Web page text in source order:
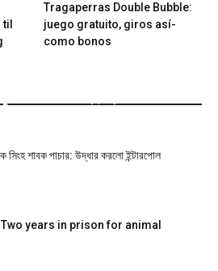
Tragaperras Double Bubble:
juego gratuito, giros así­
como bonos
করলে সর্বোচ্চ দুই বছরের জেল
সিংহ শাবক পাচার: উদ্ধার করলো ইন্টারপোল
Two years in prison for animal